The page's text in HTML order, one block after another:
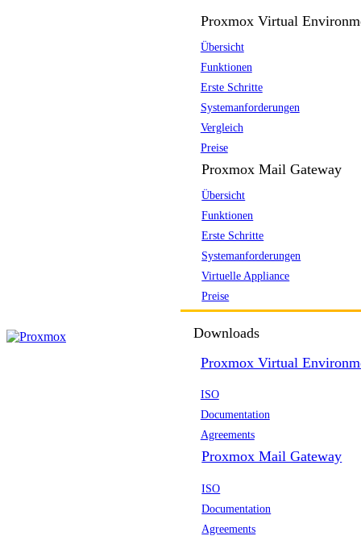
Proxmox Virtual
Übersicht
Funktionen
Erste Schritte
Systemanforderungen
Vergleich
Preise
Proxmox Mail Gateway
Übersicht
Funktionen
Erste Schritte
Systemanforderungen
Virtuelle Appliance
Preise
Downloads
Proxmox Virtual
ISO
Documentation
Agreements
Proxmox Mail Gateway
ISO
Documentation
Agreements